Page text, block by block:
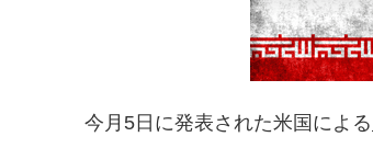
今月5日に発表された米国による